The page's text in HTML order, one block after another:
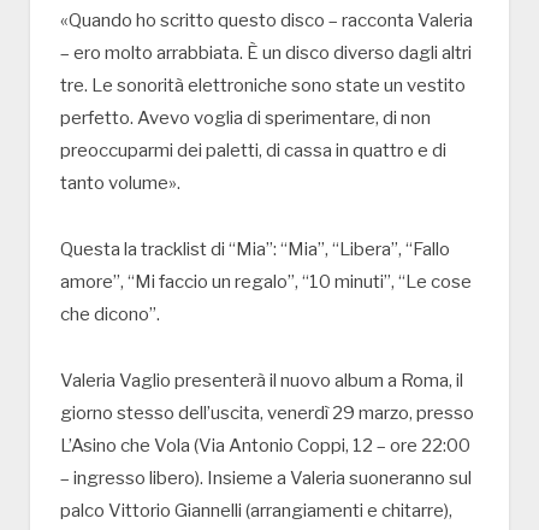
«Quando ho scritto questo disco – racconta Valeria
– ero molto arrabbiata. È un disco diverso dagli altri
tre. Le sonorità elettroniche sono state un vestito
perfetto. Avevo voglia di sperimentare, di non
preoccuparmi dei paletti, di cassa in quattro e di
tanto volume».
Questa la tracklist di “Mia”: “Mia”, “Libera”, “Fallo
amore”, “Mi faccio un regalo”, “10 minuti”, “Le cose
che dicono”.
Valeria Vaglio presenterà il nuovo album a Roma, il
giorno stesso dell’uscita, venerdì 29 marzo, presso
L’Asino che Vola (Via Antonio Coppi, 12 – ore 22:00
– ingresso libero). Insieme a Valeria suoneranno sul
palco Vittorio Giannelli (arrangiamenti e chitarre),